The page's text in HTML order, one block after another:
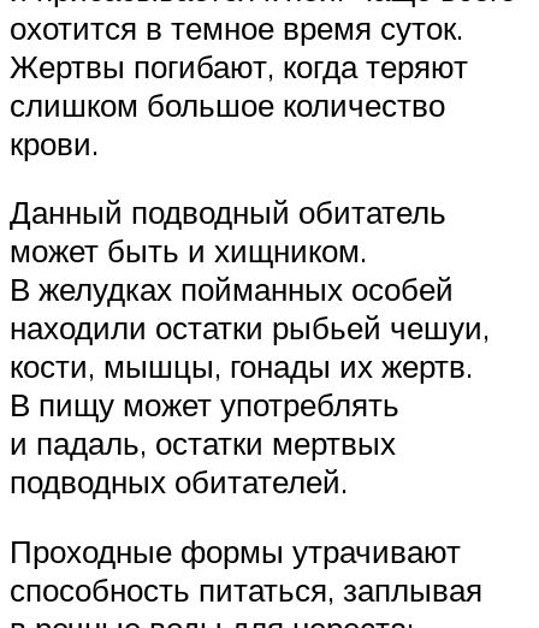
охотится в темное время суток.
Жертвы погибают, когда теряют
слишком большое количество
крови.
Данный подводный обитатель
может быть и хищником.
В желудках пойманных особей
находили остатки рыбьей чешуи,
кости, мышцы, гонады их жертв.
В пищу может употреблять
и падаль, остатки мертвых
подводных обитателей.
Проходные формы утрачивают
способность питаться, заплывая